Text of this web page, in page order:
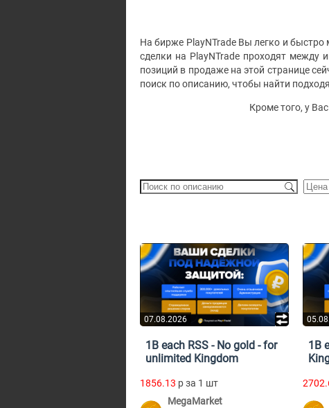
На бирже PlayNTrade Вы легко и быстро
сделки на PlayNTrade проходят
позиций в продаже на этой странице
поиск по описанию, чтобы найти
Кроме того, у
07.08.2026
1B each RSS - No gold - for
unlimited Kingdom
1856.13 p за 1 шт
MegaMarket
1B